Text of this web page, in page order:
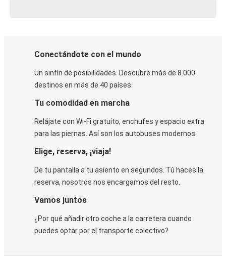
Conectándote con el mundo
Un sinfín de posibilidades. Descubre más de 8.000
destinos en más de 40 países.
Tu comodidad en marcha
Relájate con Wi-Fi gratuito, enchufes y espacio extra
para las piernas. Así son los autobuses modernos.
Elige, reserva, ¡viaja!
De tu pantalla a tu asiento en segundos. Tú haces la
reserva, nosotros nos encargamos del resto.
Vamos juntos
¿Por qué añadir otro coche a la carretera cuando
puedes optar por el transporte colectivo?